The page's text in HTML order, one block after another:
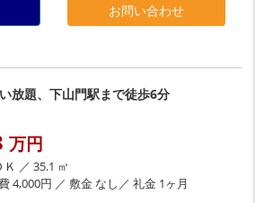
お問い合わせ
放題、下山門駅まで徒歩6分
万円
Ｋ ／ 35.1 ㎡
4,000円 ／ 敷金 なし／ 礼金 1ヶ月